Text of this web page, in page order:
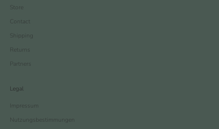
Store
Contact
Shipping
Returns
Partners
Legal
Impressum
Nutzungsbestimmungen